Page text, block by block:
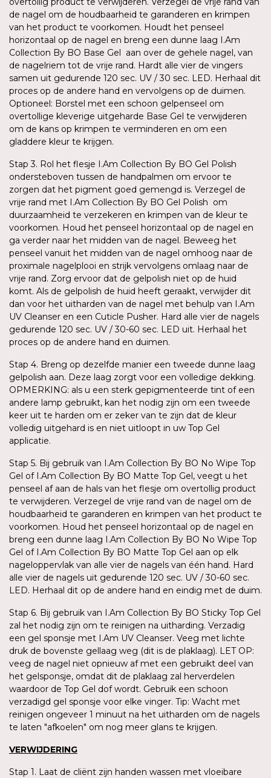
de nagel om de houdbaarheid te garanderen en krimpen
van het product te voorkomen. Houdt het penseel
horizontaal op de nagel en breng een dunne laag I.Am
Collection By BO Base Gel aan over de gehele nagel, van
de nagelriem tot de vrije rand. Hardt alle vier de vingers
samen uit gedurende 120 sec. UV / 30 sec. LED. Herhaal dit
proces op de andere hand en vervolgens op de duimen.
Optioneel: Borstel met een schoon gelpenseel om
overtollige kleverige uitgeharde Base Gel te verwijderen
om de kans op krimpen te verminderen en om een
gladdere kleur te krijgen.
Stap 3. Rol het flesje I.Am Collection By BO Gel Polish
ondersteboven tussen de handpalmen om ervoor te
zorgen dat het pigment goed gemengd is. Verzegel de
vrije rand met I.Am Collection By BO Gel Polish om
duurzaamheid te verzekeren en krimpen van de kleur te
voorkomen. Houd het penseel horizontaal op de nagel en
ga verder naar het midden van de nagel. Beweeg het
penseel vanuit het midden van de nagel omhoog naar de
proximale nagelplooi en strijk vervolgens omlaag naar de
vrije rand. Zorg ervoor dat de gelpolish niet op de huid
komt. Als de gelpolish de huid heeft geraakt, verwijder dit
dan voor het uitharden van de nagel met behulp van I.Am
UV Cleanser en een Cuticle Pusher. Hard alle vier de nagels
gedurende 120 sec. UV / 30-60 sec. LED uit. Herhaal het
proces op de andere hand en duimen.
Stap 4. Breng op dezelfde manier een tweede dunne laag
gelpolish aan. Deze laag zorgt voor een volledige dekking.
OPMERKING: als u een sterk gepigmenteerde tint of een
andere lamp gebruikt, kan het nodig zijn om een tweede
keer uit te harden om er zeker van te zijn dat de kleur
volledig uitgehard is en niet uitloopt in uw Top Gel
applicatie.
Stap 5. Bij gebruik van I.Am Collection By BO No Wipe Top
Gel of I.Am Collection By BO Matte Top Gel, veegt u het
penseel af aan de hals van het flesje om overtollig product
te verwijderen. Verzegel de vrije rand van de nagel om de
houdbaarheid te garanderen en krimpen van het product te
voorkomen. Houd het penseel horizontaal op de nagel en
breng een dunne laag I.Am Collection By BO No Wipe Top
Gel of I.Am Collection By BO Matte Top Gel aan op elk
nageloppervlak van alle vier de nagels van één hand. Hard
alle vier de nagels uit gedurende 120 sec. UV / 30-60 sec.
LED. Herhaal dit op de andere hand en eindig met de duim.
Stap 6. Bij gebruik van I.Am Collection By BO Sticky Top Gel
zal het nodig zijn om te reinigen na uitharding. Verzadig
een gel sponsje met I.Am UV Cleanser. Veeg met lichte
druk de bovenste gellaag weg (dit is de plaklaag). LET OP:
veeg de nagel niet opnieuw af met een gebruikt deel van
het gelsponsje, omdat dit de plaklaag zal herverdelen
waardoor de Top Gel dof wordt. Gebruik een schoon
verzadigd gel sponsje voor elke vinger. Tip: Wacht met
reinigen ongeveer 1 minuut na het uitharden om de nagels
te laten "afkoelen" om nog meer glans te krijgen.
VERWIJDERING
Stap 1. Laat de cliënt zijn handen wassen met vloeibare